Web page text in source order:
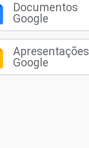
Documentos
Google
Apresentações
Google